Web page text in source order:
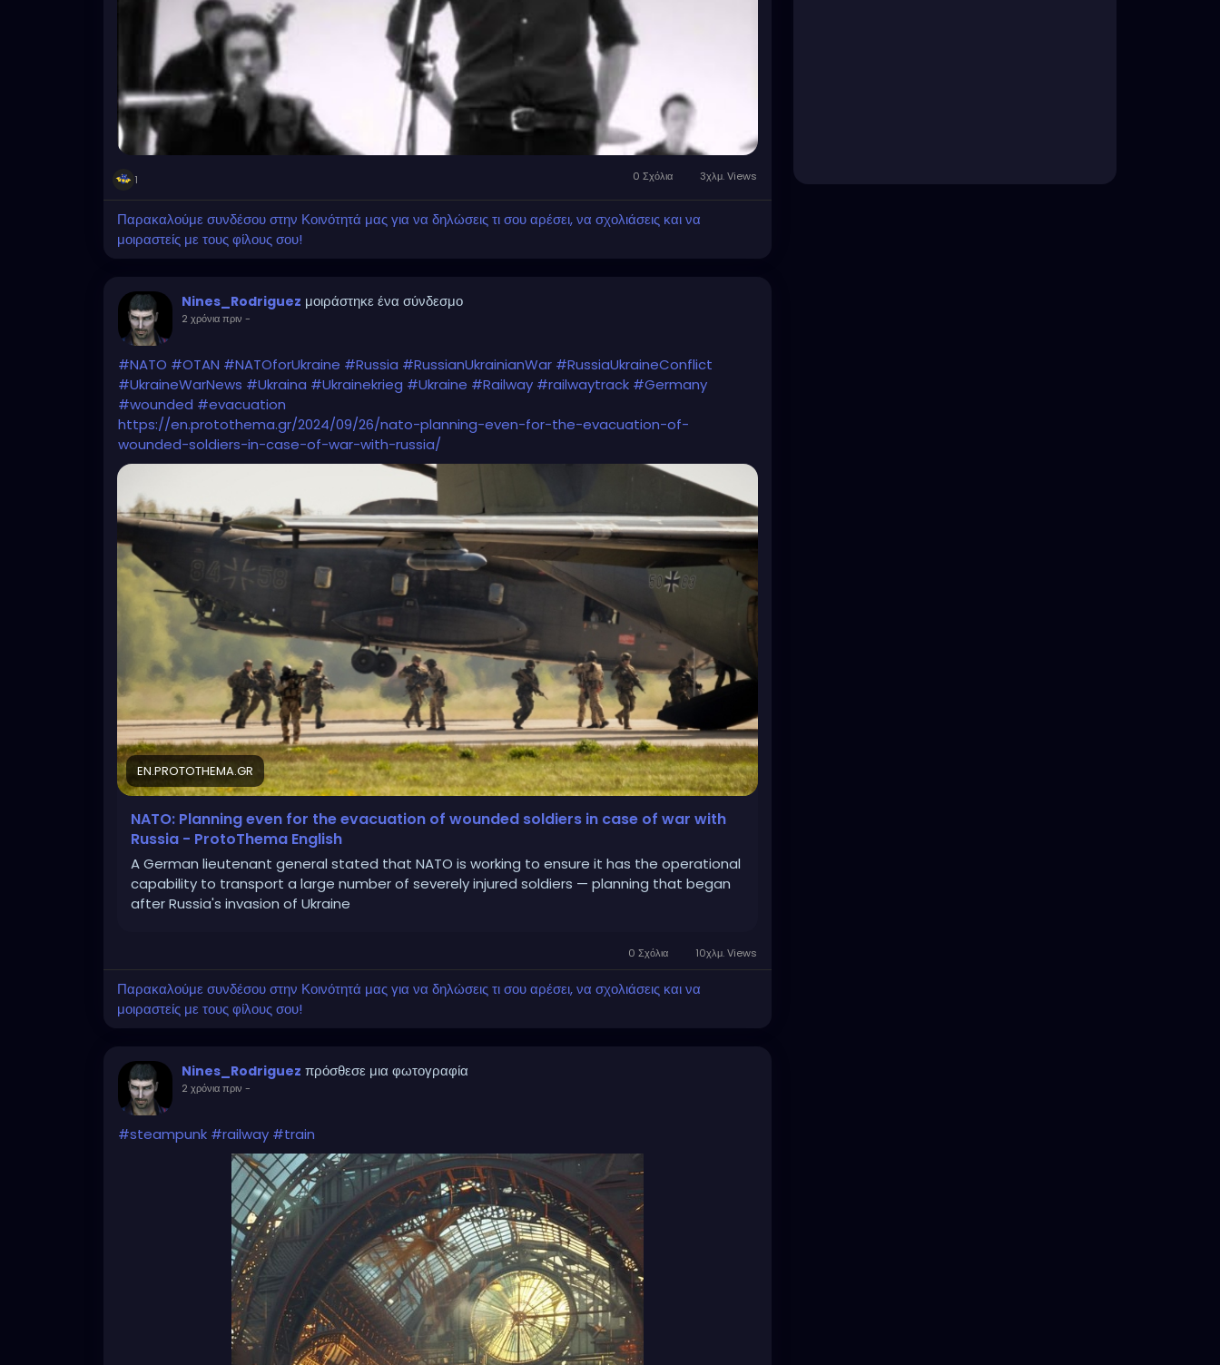
1 0 Σχόλια 3χλμ. Views
Παρακαλούμε συνδέσου στην Κοινότητά μας για να δηλώσεις τι σου αρέσει, να σχολιάσεις και να
μοιραστείς με τους φίλους σου!
Nines_Rodriguez μοιράστηκε ένα σύνδεσμο
2 χρόνια πριν -
#NATO #OTAN #NATOforUkraine #Russia #RussianUkrainianWar #RussiaUkraineConflict
#UkraineWarNews #Ukraina #Ukrainekrieg #Ukraine #Railway #railwaytrack #Germany
#wounded #evacuation
https://en.protothema.gr/2024/09/26/nato-planning-even-for-the-evacuation-of-
wounded-soldiers-in-case-of-war-with-russia/
EN.PROTOTHEMA.GR
NATO: Planning even for the evacuation of wounded soldiers in case of war with
Russia - ProtoThema English
A German lieutenant general stated that NATO is working to ensure it has the operational
capability to transport a large number of severely injured soldiers — planning that began
after Russia's invasion of Ukraine
0 Σχόλια 10χλμ. Views
Παρακαλούμε συνδέσου στην Κοινότητά μας για να δηλώσεις τι σου αρέσει, να σχολιάσεις και να
μοιραστείς με τους φίλους σου!
Nines_Rodriguez πρόσθεσε μια φωτογραφία
2 χρόνια πριν -
#steampunk #railway #train